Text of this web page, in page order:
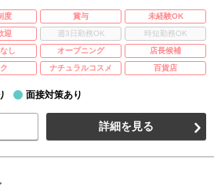
度 賞与
未経験OK
迎 週3日勤務OK
時短勤務OK
し オープニング
店長候補
ナチュラルコスメ 百貨店
面接対策あり
詳細を見る